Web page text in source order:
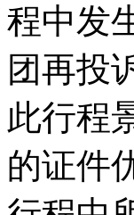
程中发
团再投
此行程
的证件